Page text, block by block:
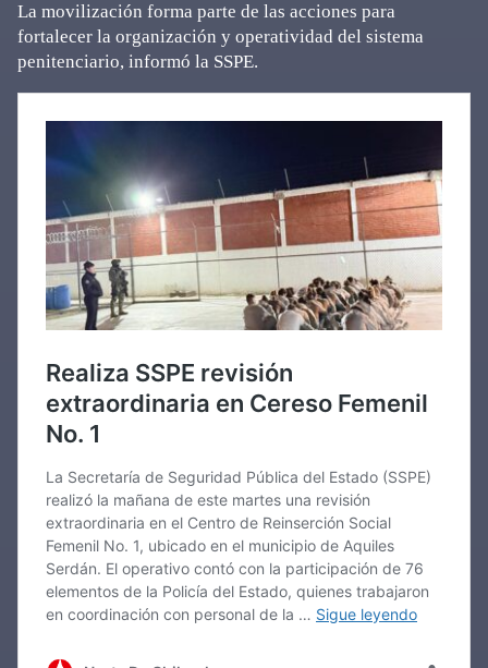
La movilización forma parte de las acciones para
fortalecer la organización y operatividad del sistema
penitenciario, informó la SSPE.